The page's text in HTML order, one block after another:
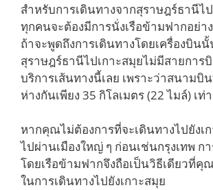
สำหรับการเดินทางจากสุราษฎร์ธานีไ
ทุกคนจะต้องมีการนั่งเรือข้ามฟากอย่า
ถ้าจะพูดถึงการเดินทางโดยเครื่องบิน
สุราษฎร์ธานีไปเกาะสมุยไม่มีสายการ
บริการเส้นทางนี้เลย เพราะว่าสนามบิ
ห่างกันเพียง 35 กิโลเมตร (22 ไมล์) เท่
หากคุณไม่ต้องการที่จะเดินทางไปยังเ
ไปผ่านเมืองใหญ่ ๆ ก่อนเช่นกรุงเทพ ก
โดยเรือข้ามฟากจึงถือเป็นวิธีเดียวที่คุ
ในการเดินทางไปยังเกาะสมุย